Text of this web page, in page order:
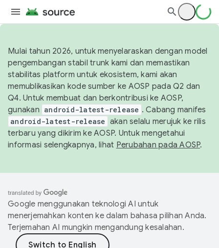
Mulai tahun 2026, untuk menyelaraskan dengan model
pengembangan stabil trunk kami dan memastikan
stabilitas platform untuk ekosistem, kami akan
memublikasikan kode sumber ke AOSP pada Q2 dan
Q4. Untuk membuat dan berkontribusi ke AOSP,
gunakan android-latest-release . Cabang manifes
android-latest-release akan selalu merujuk ke rilis
terbaru yang dikirim ke AOSP. Untuk mengetahui
informasi selengkapnya, lihat Perubahan pada AOSP.
Google menggunakan teknologi AI untuk
menerjemahkan konten ke dalam bahasa pilihan Anda.
Terjemahan AI mungkin mengandung kesalahan.